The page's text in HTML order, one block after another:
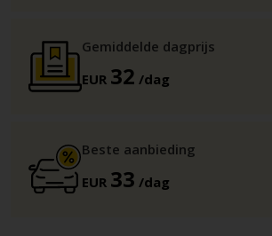
Gemiddelde dagprijs
EUR 32 /dag
Beste aanbieding
EUR 33 /dag